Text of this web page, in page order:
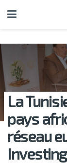
La
pays
réseau